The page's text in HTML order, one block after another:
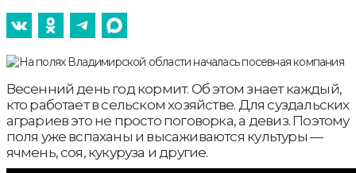
Весенний день год кормит. Об этом знает каждый,
кто работает в сельском хозяйстве. Для суздальских
аграриев это не просто поговорка, а девиз. Поэтому
поля уже вспаханы и высаживаются культуры —
ячмень, соя, кукуруза и другие.